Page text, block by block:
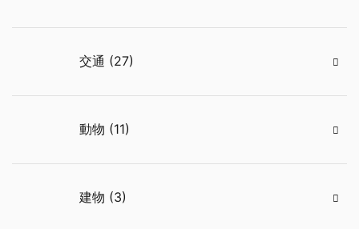
交通 (27)
動物 (11)
建物 (3)